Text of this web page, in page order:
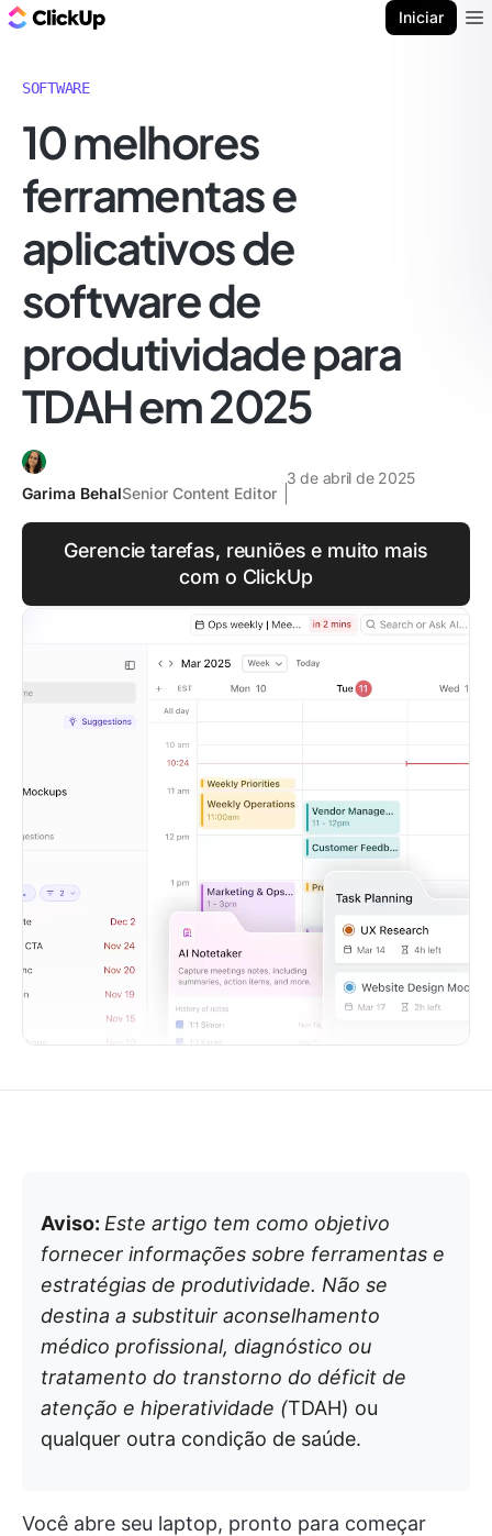
Iniciar
SOFTWARE
10 melhores
ferramentas e
aplicativos de
software de
produtividade para
TDAH em 2025
Garima BehalSenior Content Editor
3 de abril de 2025
Gerencie tarefas, reuniões e muito mais
com o ClickUp
Aviso: Este artigo tem como objetivo
fornecer informações sobre ferramentas e
estratégias de produtividade. Não se
destina a substituir aconselhamento
médico profissional, diagnóstico ou
tratamento do transtorno do déficit de
atenção e hiperatividade (TDAH) ou
qualquer outra condição de saúde.
Você abre seu laptop, pronto para começar